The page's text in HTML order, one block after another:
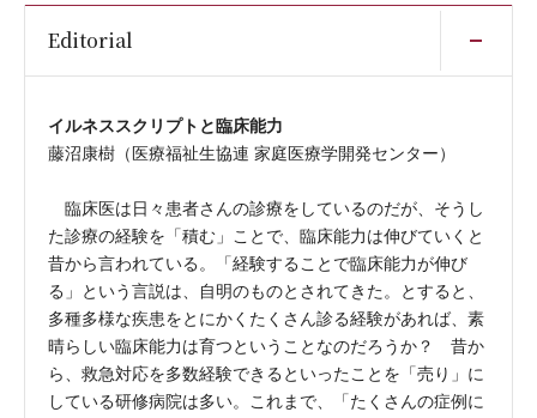
Editorial
イルネススクリプトと臨床能力
藤沼康樹（医療福祉生協連 家庭医療学開発センター）
臨床医は日々患者さんの診療をしているのだが、そうし
た診療の経験を「積む」ことで、臨床能力は伸びていくと
昔から言われている。「経験することで臨床能力が伸び
る」という言説は、自明のものとされてきた。とすると、
多種多様な疾患をとにかくたくさん診る経験があれば、素
晴らしい臨床能力は育つということなのだろうか？ 昔か
ら、救急対応を多数経験できるといったことを「売り」に
している研修病院は多い。これまで、「たくさんの症例に